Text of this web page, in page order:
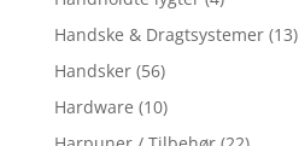
Handske & Dragtsystemer (13)
Handsker (56)
Hardware (10)